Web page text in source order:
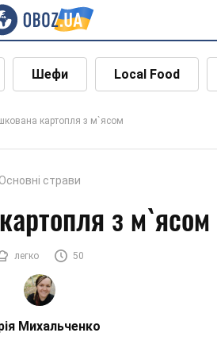
Шефи Local Food
картопля з м`ясом
Основні страви
з м`ясом
легко 50
Михальченко